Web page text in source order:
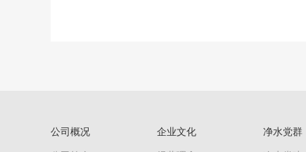
公司概况 企业文化 净水党群